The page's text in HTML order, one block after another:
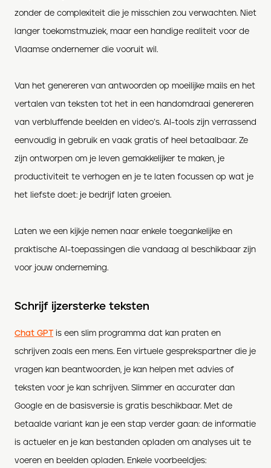
zonder de complexiteit die je misschien zou verwachten. Niet
langer toekomstmuziek, maar een handige realiteit voor de
Vlaamse ondernemer die vooruit wil.
Van het genereren van antwoorden op moeilijke mails en het
vertalen van teksten tot het in een handomdraai genereren
van verbluffende beelden en video’s. AI-tools zijn verrassend
eenvoudig in gebruik en vaak gratis of heel betaalbaar. Ze
zijn ontworpen om je leven gemakkelijker te maken, je
productiviteit te verhogen en je te laten focussen op wat je
het liefste doet: je bedrijf laten groeien.
Laten we een kijkje nemen naar enkele toegankelijke en
praktische AI-toepassingen die vandaag al beschikbaar zijn
voor jouw onderneming.
Schrijf ijzersterke teksten
Chat GPT is een slim programma dat kan praten en
schrijven zoals een mens. Een virtuele gesprekspartner die je
vragen kan beantwoorden, je kan helpen met advies of
teksten voor je kan schrijven. Slimmer en accurater dan
Google en de basisversie is gratis beschikbaar. Met de
betaalde variant kan je een stap verder gaan: de informatie
is actueler en je kan bestanden opladen om analyses uit te
voeren en beelden opladen. Enkele voorbeeldjes: